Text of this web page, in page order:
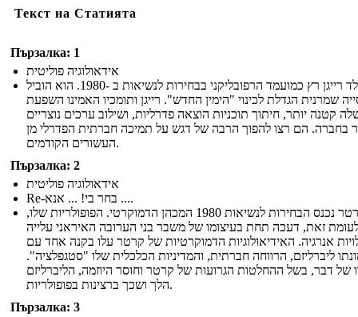
Текст на Статията
Пързалка: 1
אידאולוגיה פוליטית
רונלד רייגן רץ כמועמד הרפובליקני בבחירות לנשיאות ב -1980. הוא הוביל
שמרנית הגדלת לכינוי "הימין החדש". רייגן ותומכיו האמינו השפעת
קטנה יותר, חיתוך תוכניות הוצאה פדרליות, ושילוב ערכים נוצריים
בחברה. הם רצו להפוך הרבה של דגש על תמיכה חברתית הפדרלי מן
העשורים הקודמים.
Пързалка: 2
אידאולוגיה פוליטית
Re-בחר בי! ... אנא ....
ג'ימי קרטר נכנס הבחירות לנשיאות 1980 המכהן הדמוקרטי. הפופולריות שלו,
זאת, דעכה תחת בעיצומו של משבר בני הערובה האיראני עלייה
אנרגיה. האידיאולוגיות הדמוקרטיות של קרטר עלו בקנה אחד עם
ליברליזם, הרווחה חברתית, והמדיניות הכלכלית שלו "סטגפלציה".
של דבר, בשל ההחלטות הגרועות של קרטר וחוסר היוזמה, הליברליזם
הלך ושכך ברצינות בפופולריות.
Пързалка: 3